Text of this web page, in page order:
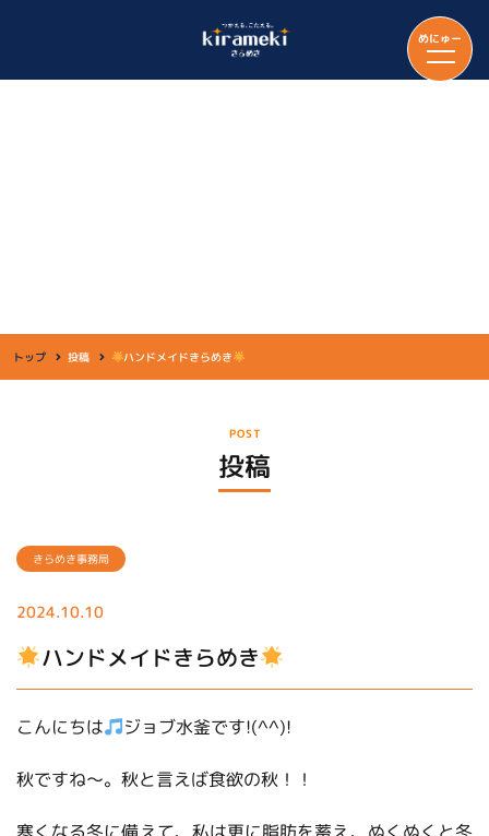
めにゅー
トップ 投稿 ハンドメイドきらめき
POST
投稿
きらめき事務局
2024.10.10
ハンドメイドきらめき
こんにちは ジョブ水釜です!(^^)!
秋ですね～。秋と言えば食欲の秋！！